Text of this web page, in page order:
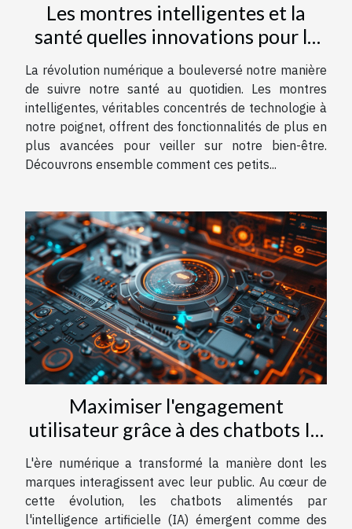
Les montres intelligentes et la
santé quelles innovations pour le
suivi quotidien
La révolution numérique a bouleversé notre manière
de suivre notre santé au quotidien. Les montres
intelligentes, véritables concentrés de technologie à
notre poignet, offrent des fonctionnalités de plus en
plus avancées pour veiller sur notre bien-être.
Découvrons ensemble comment ces petits...
Maximiser l'engagement
utilisateur grâce à des chatbots IA
sur des pages d'accueil
L'ère numérique a transformé la manière dont les
marques interagissent avec leur public. Au cœur de
cette évolution, les chatbots alimentés par
l'intelligence artificielle (IA) émergent comme des